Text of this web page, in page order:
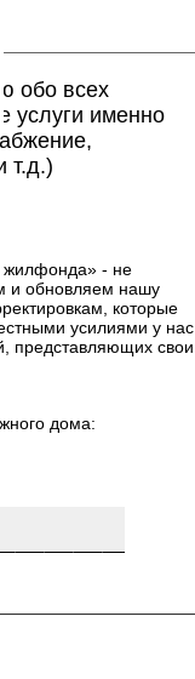
обо всех
услуги именно
т.д.)
жилфонда» - не
и обновляем нашу
которые
усилиями у нас
представляющих свои
дома: